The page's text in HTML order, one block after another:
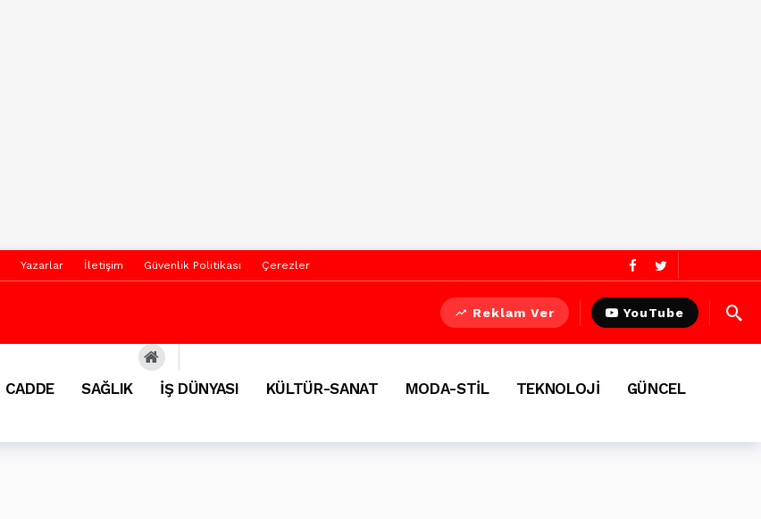
Yazarlar İletişim Güvenlik Politikası Çerezler
Reklam Ver YouTube
CADDE SAĞLIK İŞ DÜNYASI KÜLTÜR-SANAT MODA-STİL TEKNOLOJİ
GÜNCEL